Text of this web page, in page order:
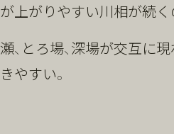
が上がりやすい川相が続く
瀬、とろ場、深場が交互に
きやすい。